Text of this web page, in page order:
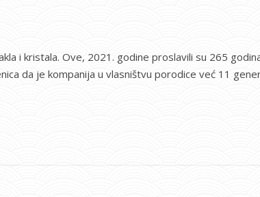
i kristala. Ove, 2021. godine proslavili su 265
da je kompanija u vlasništvu porodice već 11